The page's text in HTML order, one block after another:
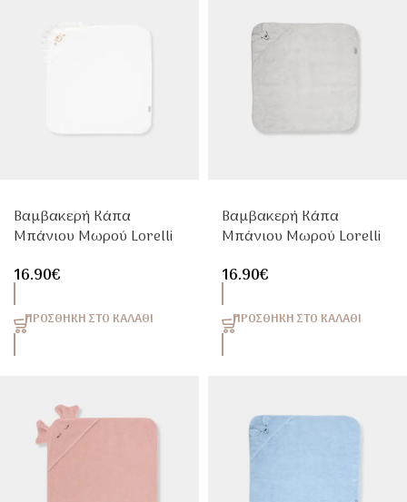
Βαμβακερή Κάπα
Μπάνιου Μωρού Lorelli
Λευκή
16.90€
ΠΡΟΣΘΉΚΗ ΣΤΟ ΚΑΛΆΘΙ
Βαμβακερή Κάπα
Μπάνιου Μωρού Lorelli
Γκρι
16.90€
ΠΡΟΣΘΉΚΗ ΣΤΟ ΚΑΛΆΘΙ